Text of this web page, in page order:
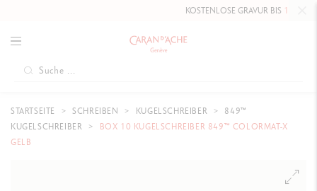
KOSTENLOSE GRAVUR BIS10. MAI
STARTSEITE SCHREIBEN KUGELSCHREIBER
849™
KUGELSCHREIBER
BOX 10 KUGELSCHREIBER 849™ COLORMAT-X
GELB